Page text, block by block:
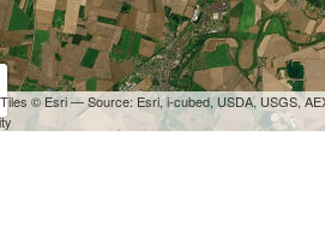
© Esri — Source: Esri, i-cubed, USDA, USGS,